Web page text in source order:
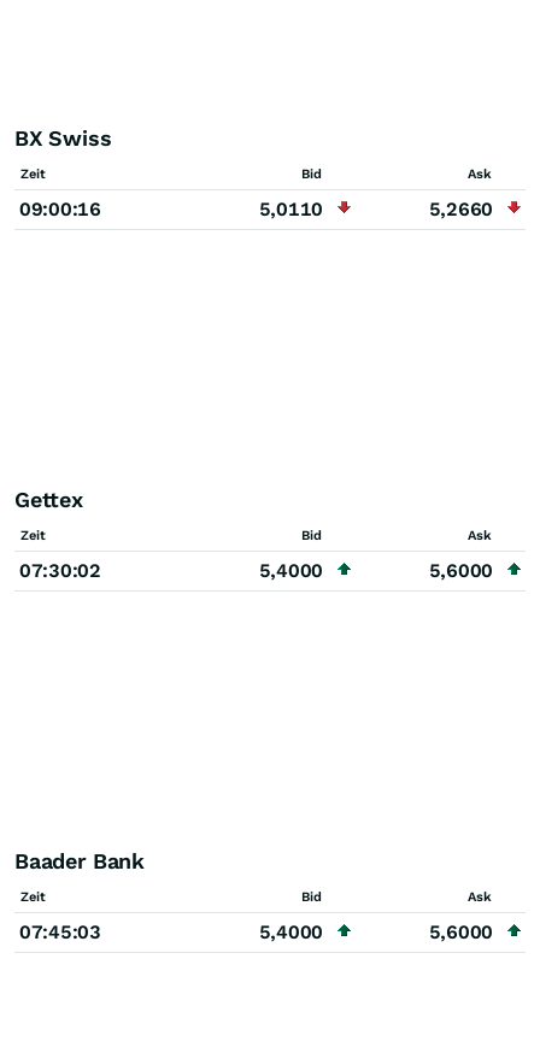
BX Swiss
Zeit Bid Ask
09:00:16 5,0110 5,2660
Gettex
Zeit Bid Ask
07:30:02 5,4000 5,6000
Baader Bank
Zeit Bid Ask
07:45:03 5,4000 5,6000